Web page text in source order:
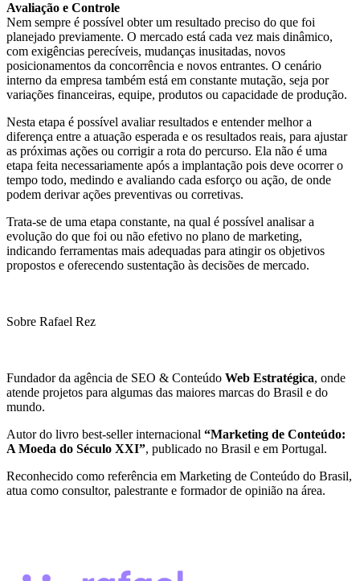
Avaliação e Controle
Nem sempre é possível obter um resultado preciso do que foi
planejado previamente. O mercado está cada vez mais dinâmico,
com exigências perecíveis, mudanças inusitadas, novos
posicionamentos da concorrência e novos entrantes. O cenário
interno da empresa também está em constante mutação, seja por
variações financeiras, equipe, produtos ou capacidade de produção.
Nesta etapa é possível avaliar resultados e entender melhor a
diferença entre a atuação esperada e os resultados reais, para ajustar
as próximas ações ou corrigir a rota do percurso. Ela não é uma
etapa feita necessariamente após a implantação pois deve ocorrer o
tempo todo, medindo e avaliando cada esforço ou ação, de onde
podem derivar ações preventivas ou corretivas.
Trata-se de uma etapa constante, na qual é possível analisar a
evolução do que foi ou não efetivo no plano de marketing,
indicando ferramentas mais adequadas para atingir os objetivos
propostos e oferecendo sustentação às decisões de mercado.
Sobre Rafael Rez
Fundador da agência de SEO & Conteúdo Web Estratégica, onde
atende projetos para algumas das maiores marcas do Brasil e do
mundo.
Autor do livro best-seller internacional “Marketing de Conteúdo:
A Moeda do Século XXI”, publicado no Brasil e em Portugal.
Reconhecido como referência em Marketing de Conteúdo do Brasil,
atua como consultor, palestrante e formador de opinião na área.